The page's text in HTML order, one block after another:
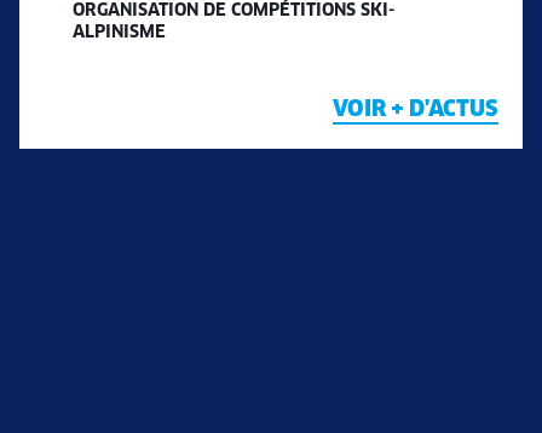
ORGANISATION DE COMPÉTITIONS SKI-
ALPINISME
VOIR + D'ACTUS